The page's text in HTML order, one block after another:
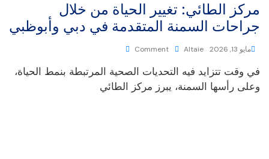
مركز الطائي: تغيير الحياة من خلال
جراحات السمنة المتقدمة في دبي وأبوظبي
مايو 13, 2026 Altaie
Comment
في وقت تتزايد فيه التحديات الصحية المرتبطة بنمط الحياة،
وعلى رأسها السمنة، يبرز مركز الطائي